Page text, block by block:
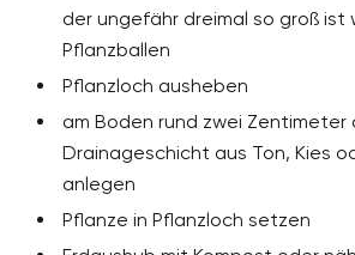
der ungefähr dreimal so groß ist
Pflanzballen
Pflanzloch ausheben
am Boden rund zwei Zentimeter
Drainageschicht aus Ton, Kies
anlegen
Pflanze in Pflanzloch setzen